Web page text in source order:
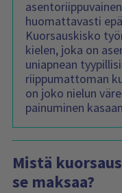
huomattavasti
Kuorsauskisko
kielen, joka on
uniapnean
riippumattoman
on joko nielun
painuminen
Mistä
se maksaa?